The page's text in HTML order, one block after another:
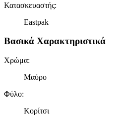
Κατασκευαστής:
Eastpak
Βασικά Χαρακτηριστικά
Χρώμα:
Μαύρο
Φύλο:
Κορίτσι